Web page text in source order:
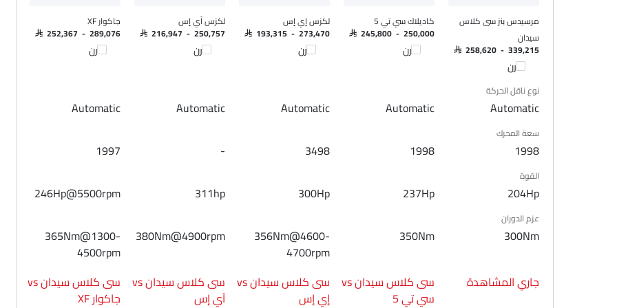
نوافذ كهربائية خلفية
ضوء تحذير منخفض من الوقود
مقعد خلفي قابل للطي
مسند رأس المقعد الخلفي
دعم المقعد القطني
مقاعد جلدية
حاملات الأكواب-أمامية
وسادة هوائية للركاب
أحزمة المقاعد الخلفية
مرسيدس بنز سى كلاس
سيدان
SAR 258,620 - 339,215
قارن
كاديلاك سي تي 5
SAR 245,800 - 250,000
قارن
لكزس إي إس
SAR 193,315 - 273,470
قارن
لكزس آي إس
SAR 216,947 - 250,757
قارن
جاكوار XF
SAR 252,367 - 289,076
قارن
نوع ناقل الحركة
Automatic
Automatic
Automatic
Automatic
Automatic
سعة المحرك
1998
1998
3498
-
1997
القوة
204Hp
237Hp
300Hp
311hp
246Hp@5500rpm
عزم الدوران
300Nm
350Nm
356Nm@4600-
4700rpm
380Nm@4900rpm
365Nm@1300-
4500rpm
جاري المشاهدة
سى كلاس سيدان vs
سي تي 5
سى كلاس سيدان vs
إي إس
سى كلاس سيدان vs
آي إس
سى كلاس سيدان vs
جاكوار XF